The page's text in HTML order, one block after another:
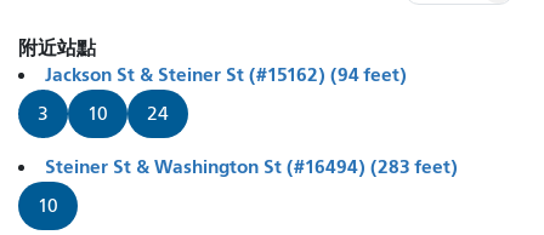
附近站點
Jackson St & Steiner St (#15162) (94 feet)
3 10 24
Steiner St & Washington St (#16494) (283 feet)
10